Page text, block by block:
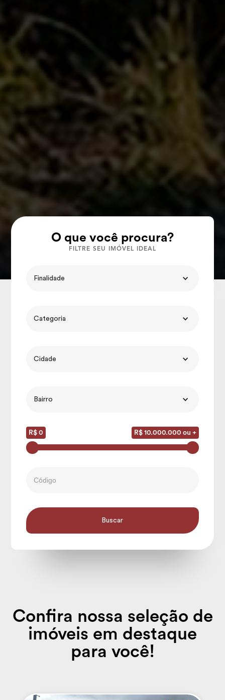
O que você procura?
FILTRE SEU IMÓVEL IDEAL
Finalidade
Categoria
Cidade
Bairro
R$ 0 R$ 10.000.000 ou +
Confira nossa seleção de
imóveis em destaque
para você!